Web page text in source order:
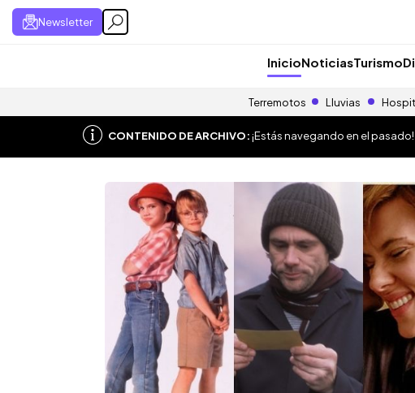
Newsletter
InicioNoticiasTurismo
Terremotos Lluvias
CONTENIDO DE ARCHIVO:¡Estás navegando en el